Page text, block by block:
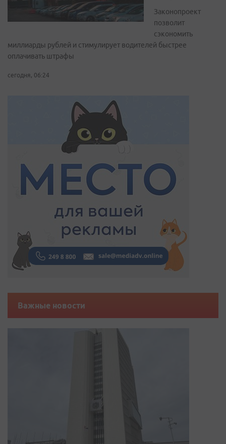
Законопроект
позволит
сэкономить
миллиарды рублей и стимулирует водителей быстрее
оплачивать штрафы
сегодня, 06:24
Важные новости